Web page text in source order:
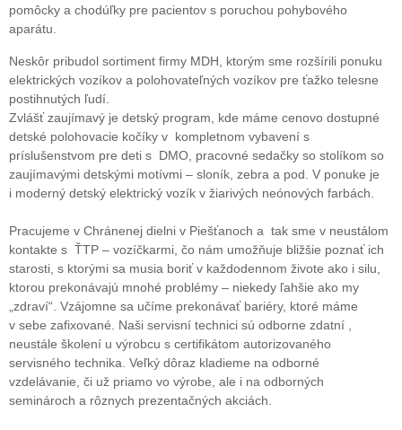
pomôcky a chodúľky pre pacientov s poruchou pohybového
aparátu.
Neskôr pribudol sortiment firmy MDH, ktorým sme rozšírili ponuku
elektrických vozíkov a polohovateľných vozíkov pre ťažko telesne
postihnutých ľudí.
Zvlášť zaujímavý je detský program, kde máme cenovo dostupné
detské polohovacie kočíky v kompletnom vybavení s
príslušenstvom pre deti s DMO, pracovné sedačky so stolíkom so
zaujímavými detskými motívmi – sloník, zebra a pod. V ponuke je
i moderný detský elektrický vozík v žiarivých neónových farbách.
Pracujeme v Chránenej dielni v Piešťanoch a tak sme v neustálom
kontakte s ŤTP – vozíčkarmi, čo nám umožňuje bližšie poznať ich
starosti, s ktorými sa musia boriť v každodennom živote ako i silu,
ktorou prekonávajú mnohé problémy – niekedy ľahšie ako my
„zdraví“. Vzájomne sa učíme prekonávať bariéry, ktoré máme
v sebe zafixované. Naši servisní technici sú odborne zdatní ,
neustále školení u výrobcu s certifikátom autorizovaného
servisného technika. Veľký dôraz kladieme na odborné
vzdelávanie, či už priamo vo výrobe, ale i na odborných
seminároch a rôznych prezentačných akciách.